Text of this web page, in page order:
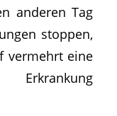
anderen Tag
stoppen,
vermehrt eine